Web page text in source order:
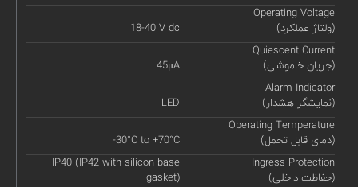
Operating Voltage
(ولتاژ عملکرد)
18-40 V dc
Quiescent Current
(جریان خاموشی)
45μA
Alarm Indicator
(نمایشگر هشدار)
LED
Operating Temperature
(دمای قابل تحمل)
-30°C to +70°C
Ingress Protection
(حفاظت داخلی)
IP40 (IP42 with silicon base
gasket)